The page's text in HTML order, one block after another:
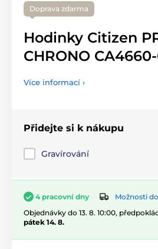
Doprava zdarma
Hodinky Citizen
CHRONO
Více informací ›
Přidejte si k nákupu
Gravírování
4 pracovní dny
Možnosti
Objednávky do 13. 8. 10:00,
pátek 14. 8.